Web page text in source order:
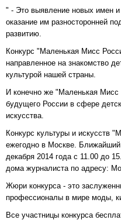
" - Это выявление новых имен
оказание им разносторонней
развитию.
Конкурс "Маленькая Мисс
направленное на знакомство
культурой нашей страны.
И конечно же "Маленькая Мисс
будущего России в сфере
искусства.
Конкурс культуры и искусств
ежегодно в Москве. Ближайший
декабря 2014 года с 11.00 до
дома журналиста по адресу:
Жюри конкурса - это
профессионалы в мире моды,
Все участницы конкурса